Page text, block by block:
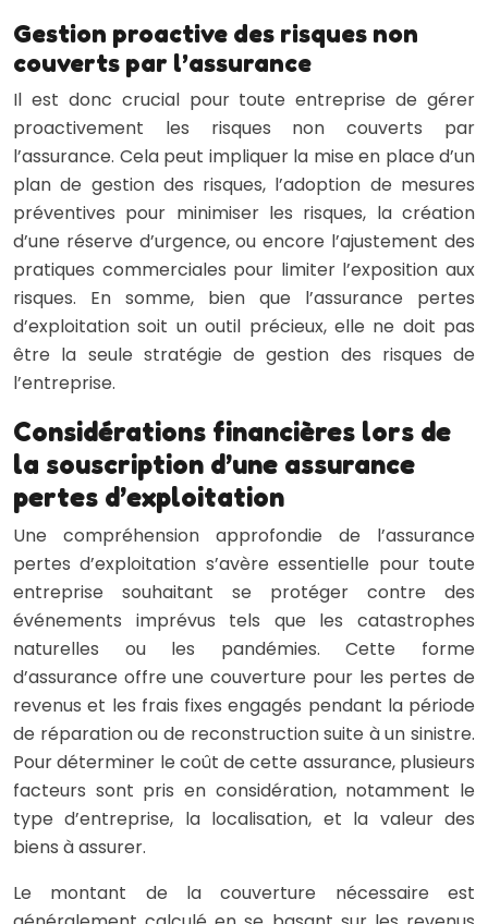
Gestion proactive des risques non
couverts par l’assurance
Il est donc crucial pour toute entreprise de gérer
proactivement les risques non couverts par
l’assurance. Cela peut impliquer la mise en place d’un
plan de gestion des risques, l’adoption de mesures
préventives pour minimiser les risques, la création
d’une réserve d’urgence, ou encore l’ajustement des
pratiques commerciales pour limiter l’exposition aux
risques. En somme, bien que l’assurance pertes
d’exploitation soit un outil précieux, elle ne doit pas
être la seule stratégie de gestion des risques de
l’entreprise.
Considérations financières lors de
la souscription d’une assurance
pertes d’exploitation
Une compréhension approfondie de l’assurance
pertes d’exploitation s’avère essentielle pour toute
entreprise souhaitant se protéger contre des
événements imprévus tels que les catastrophes
naturelles ou les pandémies. Cette forme
d’assurance offre une couverture pour les pertes de
revenus et les frais fixes engagés pendant la période
de réparation ou de reconstruction suite à un sinistre.
Pour déterminer le coût de cette assurance, plusieurs
facteurs sont pris en considération, notamment le
type d’entreprise, la localisation, et la valeur des
biens à assurer.
Le montant de la couverture nécessaire est